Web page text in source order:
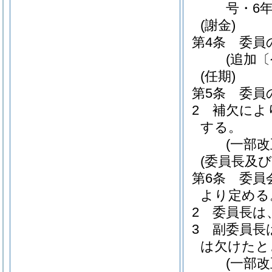
号・6
(謝金)
第4条
委員
(追加
(任期)
第5条
委員
2
補欠によ
する。
(一部
(委員長及
第6条
委員
より定め
2
委員長は
3
副委員長
は欠けた
(一部